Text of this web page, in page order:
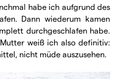
habe ich aufgrund des
Dann wiederum kamen
durchgeschlafen habe.
weiß ich also definitiv:
nicht müde auszusehen.